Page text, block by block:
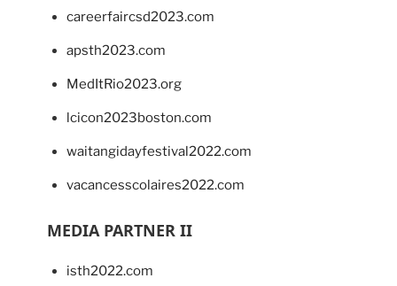
careerfaircsd2023.com
apsth2023.com
MedItRio2023.org
lcicon2023boston.com
waitangidayfestival2022.com
vacancesscolaires2022.com
MEDIA PARTNER II
isth2022.com